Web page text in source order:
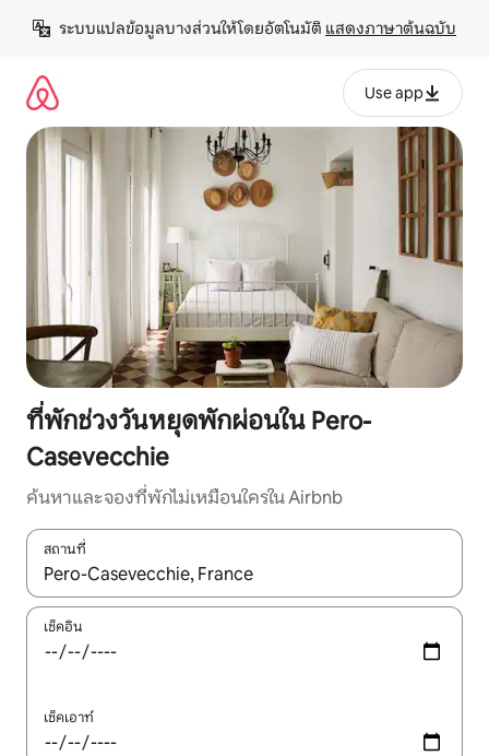
เนื้อหา
ระบบแปลข้อมูลบางส่วนให้โดยอัตโนมัติ แสดงภาษาต้นฉบับ
Use app
ที่พักช่วงวันหยุดพักผ่อนใน Pero-
Casevecchie
ค้นหาและจองที่พักไม่เหมือนใครใน Airbnb
สถานที่
ใช้ลูกศรขึ้นลง หรือใช้การสัมผัสหรือปัด เพื่อสำรวจผลการค้นหา
เช็คอิน
เช็คเอาท์